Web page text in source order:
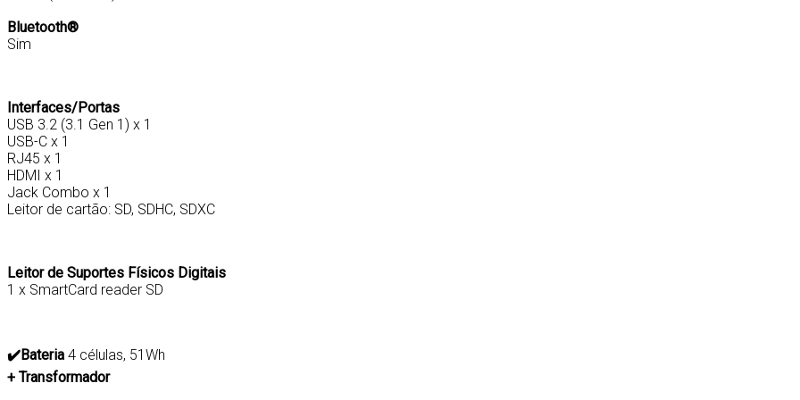
Bluetooth®
Sim
Interfaces/Portas
USB 3.2 (3.1 Gen 1) x 1
USB-C x 1
RJ45 x 1
HDMI x 1
Jack Combo x 1
Leitor de cartão: SD, SDHC, SDXC
Leitor de Suportes Físicos Digitais
1 x SmartCard reader SD
✔️Bateria 4 células, 51Wh
+ Transformador